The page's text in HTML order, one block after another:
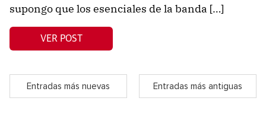
supongo que los esenciales de la banda […]
VER POST
Entradas más nuevas Entradas más antiguas